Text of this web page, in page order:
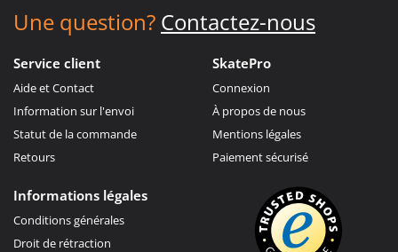
Une question? Contactez-nous
Service client
Aide et Contact
Information sur l'envoi
Statut de la commande
Retours
SkatePro
Connexion
À propos de nous
Mentions légales
Paiement sécurisé
Informations légales
Conditions générales
Droit de rétraction